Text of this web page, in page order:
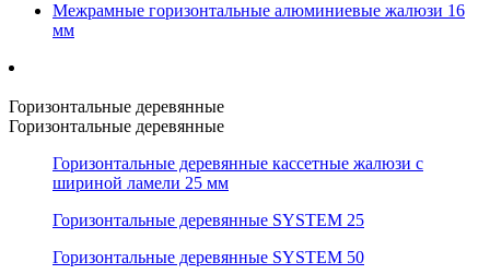
Межрамные горизонтальные алюминиевые жалюзи 16
мм
Горизонтальные деревянные
Горизонтальные деревянные
Горизонтальные деревянные кассетные жалюзи с
шириной ламели 25 мм
Горизонтальные деревянные SYSTEM 25
Горизонтальные деревянные SYSTEM 50